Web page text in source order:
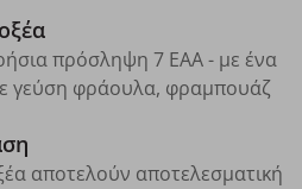
πρόσληψη 7 EAA - με ένα
γεύση φράουλα, φραμπουάζ
αποτελούν αποτελεσματική